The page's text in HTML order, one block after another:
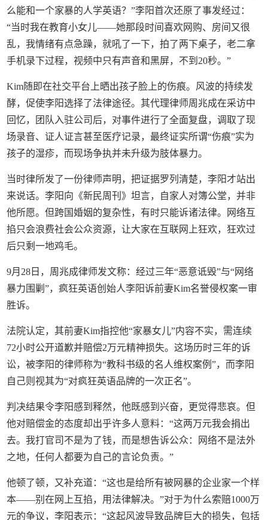
么能和一个家暴的人学英语？”李阳首次还原了事发经过：
“当时我在教育小女儿——她那段时间喜欢网购、房间又很
乱，我情绪有点急躁，就吼了一下，拍了两下桌子，老二拿
手机录下过程，视频中只有声音和黑屏，不到20秒。”
Kim随即在社交平台上晒出孩子脸上的伤痕。风波的持续发
酵，促使李阳选择了法律途径。其代理律师周兆成在采访中
回忆，团队入驻公司后，对事件进行了全面复盘，调取了现
场录音、证人证言甚至医疗记录，最终证实所谓“伤痕”实为
孩子的湿疹，而现场争执并未升级为肢体暴力。
当时律所发了一份律师声明，把证据罗列清楚，李阳才站出
来说话。李阳向《新民周刊》坦言，自家人对簿公堂，并非
他所愿。但跨国婚姻的复杂性，有时只能诉诸法律。网络互
掐只会浪费社会公众资源，让大家在互联网上狂欢，狂欢过
后只剩一地鸡毛。
9月28日，周兆成律师发文称：经过三年“恶意诋毁”与“网络
暴力围剿”，疯狂英语创始人李阳诉前妻Kim名誉侵权案一审
胜诉。
法院认定，其前妻Kim指控他“家暴女儿”内容不实，需连续
72小时公开道歉并赔偿2万元精神损失。这场历时三年的诉
讼，被李阳的律师称为“教科书级的名人维权案例”，而李阳
自己则视其为“对疯狂英语品牌的一次正名”。
判决结果令李阳感到释然，他既感到兴奋，更觉得悲哀。但
他对赔偿金的态度却出乎许多人意料：“这两万元我会捐出
去。我打官司不是为了钱，而是想告诉公众：网络不是法外
之地，任何人都要为自己的言论负责。”
他顿了顿，又补充道：“这也是给所有被网暴的企业家一个样
本——别在网上互掐，用法律解决。”对于为什么索赔1000万
元的争议，李阳表示：“这起风波导致品牌巨大的损失，包括